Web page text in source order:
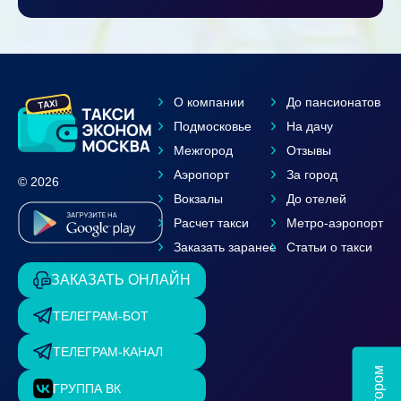
© 2026
О компании
Подмосковье
Межгород
Аэропорт
Вокзалы
Расчет такси
Заказать заранее
До пансионатов
На дачу
Отзывы
За город
До отелей
Метро-аэропорт
Статьи о такси
ЗАКАЗАТЬ ОНЛАЙН
ТЕЛЕГРАМ-БОТ
ТЕЛЕГРАМ-КАНАЛ
ГРУППА ВК